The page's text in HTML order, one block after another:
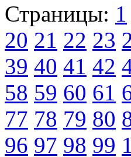
Страницы: 1
20 21 22 23
39 40 41 42
58 59 60 61
77 78 79 80
96 97 98 99